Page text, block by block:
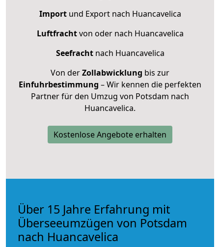
Importund Export nach Huancavelica
Luftfrachtvon oder nach Huancavelica
Seefrachtnach Huancavelica
Von derZollabwicklung bis zur
Einfuhrbestimmung – Wir kennen die perfekten
Partner für den Umzug von Potsdam nach
Huancavelica.
Kostenlose Angebote erhalten
Über 15 Jahre Erfahrung mit
Überseeumzügen von Potsdam
nach Huancavelica